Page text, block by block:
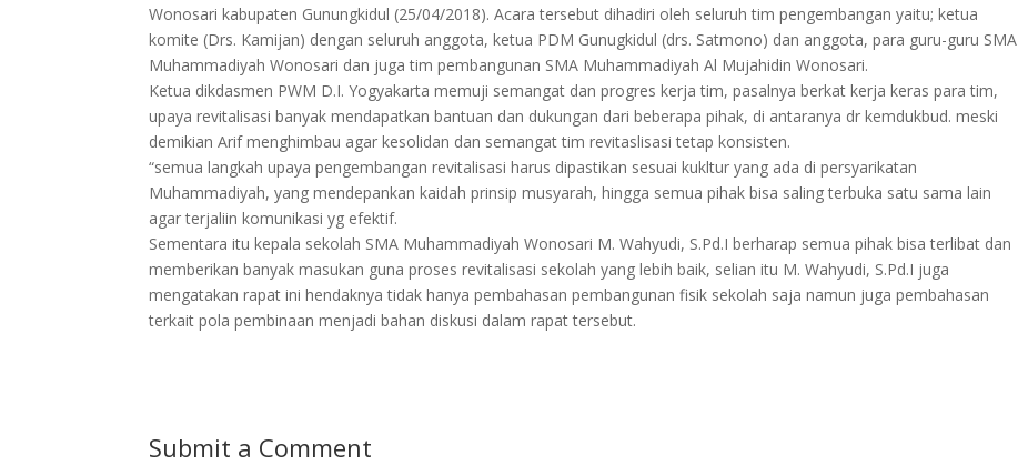
Wonosari kabupaten Gunungkidul (25/04/2018). Acara tersebut dihadiri oleh seluruh tim pengembangan yaitu; ketua
komite (Drs. Kamijan) dengan seluruh anggota, ketua PDM Gunugkidul (drs. Satmono) dan anggota, para guru-guru SMA
Muhammadiyah Wonosari dan juga tim pembangunan SMA Muhammadiyah Al Mujahidin Wonosari.
Ketua dikdasmen PWM D.I. Yogyakarta memuji semangat dan progres kerja tim, pasalnya berkat kerja keras para tim,
upaya revitalisasi banyak mendapatkan bantuan dan dukungan dari beberapa pihak, di antaranya dr kemdukbud. meski
demikian Arif menghimbau agar kesolidan dan semangat tim revitaslisasi tetap konsisten.
“semua langkah upaya pengembangan revitalisasi harus dipastikan sesuai kukltur yang ada di persyarikatan
Muhammadiyah, yang mendepankan kaidah prinsip musyarah, hingga semua pihak bisa saling terbuka satu sama lain
agar terjaliin komunikasi yg efektif.
Sementara itu kepala sekolah SMA Muhammadiyah Wonosari M. Wahyudi, S.Pd.I berharap semua pihak bisa terlibat dan
memberikan banyak masukan guna proses revitalisasi sekolah yang lebih baik, selian itu M. Wahyudi, S.Pd.I juga
mengatakan rapat ini hendaknya tidak hanya pembahasan pembangunan fisik sekolah saja namun juga pembahasan
terkait pola pembinaan menjadi bahan diskusi dalam rapat tersebut.
Submit a Comment